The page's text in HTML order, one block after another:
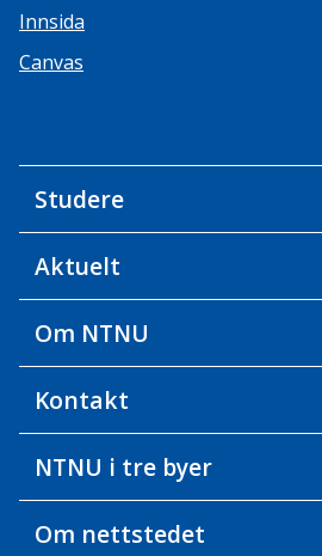
Innsida
Canvas
Studere
Aktuelt
Om NTNU
Kontakt
NTNU i tre byer
Om nettstedet